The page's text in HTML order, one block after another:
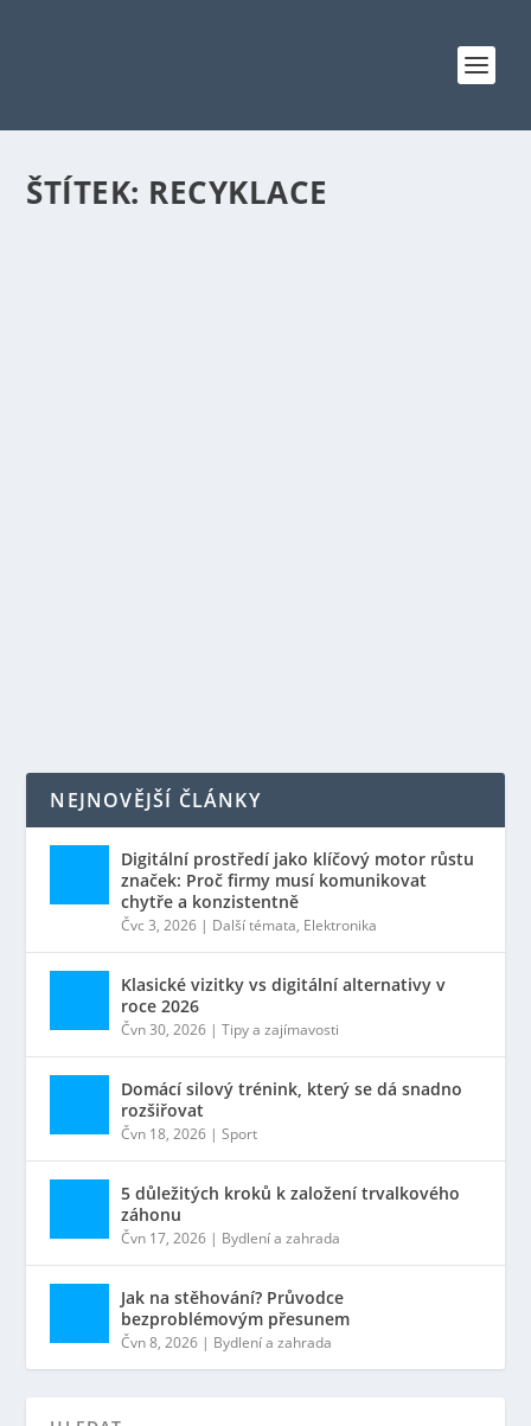
ŠTÍTEK: RECYKLACE
NEJNOVĚJŠÍ ČLÁNKY
Digitální prostředí jako klíčový motor růstu
značek: Proč firmy musí komunikovat
chytře a konzistentně
Čvc 3, 2026 | Další témata, Elektronika
Klasické vizitky vs digitální alternativy v
roce 2026
Čvn 30, 2026 |Tipy a zajímavosti
Domácí silový trénink, který se dá snadno
rozšiřovat
Čvn 18, 2026 |Sport
5 důležitých kroků k založení trvalkového
záhonu
Čvn 17, 2026 | Bydlení a zahrada
Jak na stěhování? Průvodce
bezproblémovým přesunem
Čvn 8, 2026 | Bydlení a zahrada